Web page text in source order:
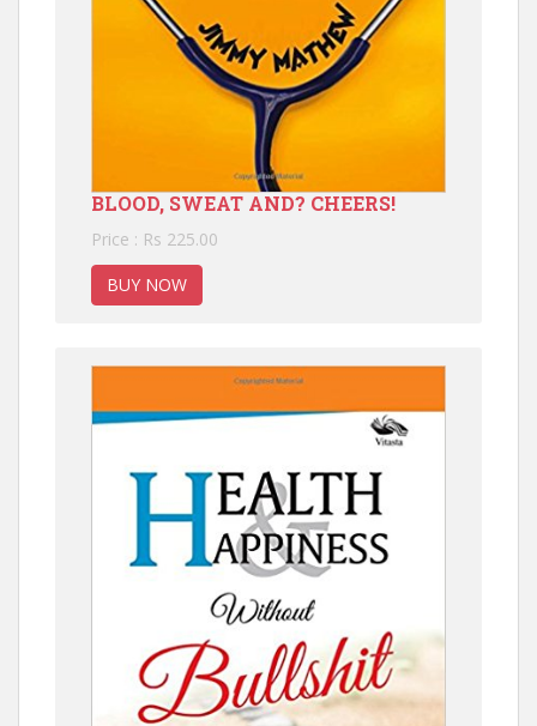
BLOOD, SWEAT AND? CHEERS!
Price : Rs 225.00
BUY NOW